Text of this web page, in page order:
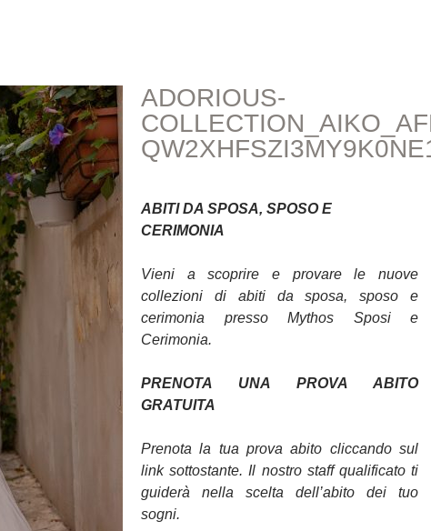
ADORIOUS-
ABITI DA SPOSA, SPOSO E
CERIMONIA
Vieni a scoprire e provare le nuove
collezioni di abiti da sposa, sposo e
cerimonia presso Mythos Sposi e
Cerimonia.
PRENOTA UNA PROVA ABITO
GRATUITA
Prenota la tua prova abito cliccando sul
link sottostante. Il nostro staff qualificato ti
guiderà nella scelta dell’abito dei tuo
sogni.